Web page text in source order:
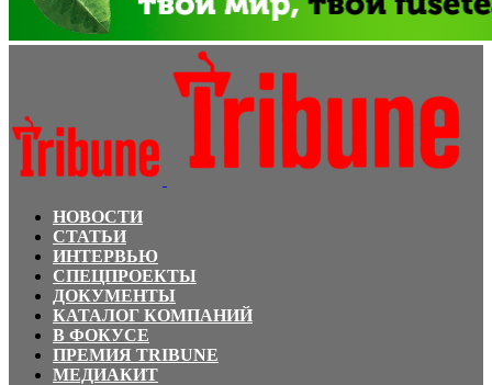
НОВОСТИ
СТАТЬИ
ИНТЕРВЬЮ
СПЕЦПРОЕКТЫ
ДОКУМЕНТЫ
КАТАЛОГ КОМПАНИЙ
В ФОКУСЕ
ПРЕМИЯ TRIBUNE
МЕДИАКИТ